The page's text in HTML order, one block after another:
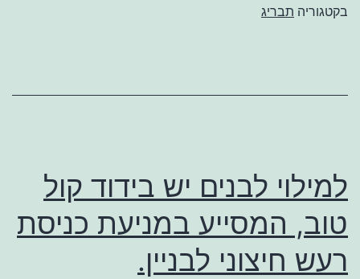
בקטגוריה תבריג
למילוי לבנים יש בידוד קול
טוב, המסייע במניעת כניסת
רעש חיצוני לבניין.